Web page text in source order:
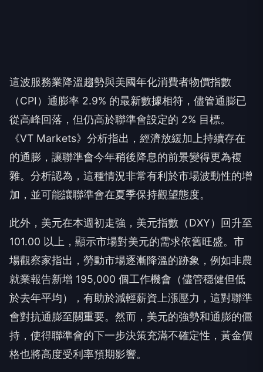
這波服務業降溫趨勢與美國年化消費者物價指數
（CPI）通膨率 2.9% 的最新數據相符，儘管通膨已
從高峰回落，但仍高於聯準會設定的 2% 目標。
《VT Markets》分析指出，經濟放緩加上持續存在
的通膨，讓聯準會今年稍後降息的前景變得更為複
雜。分析認為，這種情況非常有利於市場波動性的增
加，並可能讓聯準會在夏季保持觀望態度。
此外，美元在本週初走強，美元指數（DXY）回升至
101.00 以上，顯示市場對美元的需求依舊旺盛。市
場觀察家指出，勞動市場逐漸降溫的跡象，例如非農
就業報告新增 195,000 個工作機會（儘管穩健但低
於去年平均），有助於減輕薪資上漲壓力，這對聯準
會對抗通膨至關重要。然而，美元的強勢和通膨的僵
持，使得聯準會的下一步決策充滿不確定性，黃金價
格也將高度受利率預期影響。